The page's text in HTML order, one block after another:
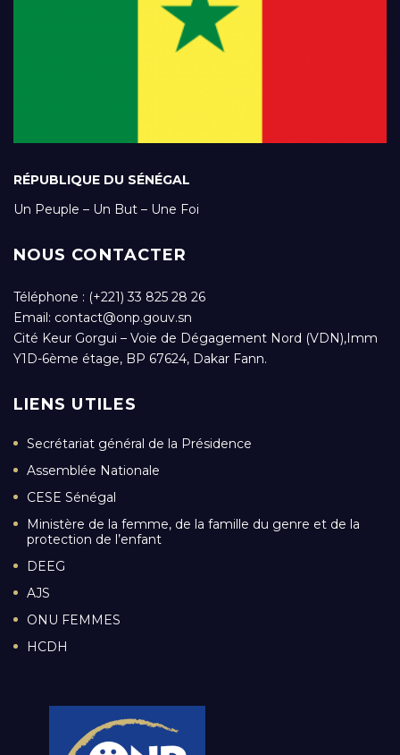
RÉPUBLIQUE DU SÉNÉGAL
Un Peuple – Un But – Une Foi
NOUS CONTACTER
Téléphone : (+221) 33 825 28 26
Email: contact@onp.gouv.sn
Cité Keur Gorgui – Voie de Dégagement Nord (VDN),Imm
Y1D-6ème étage, BP 67624, Dakar Fann.
LIENS UTILES
Secrétariat général de la Présidence
Assemblée Nationale
CESE Sénégal
Ministère de la femme, de la famille du genre et de la
protection de l’enfant
DEEG
AJS
ONU FEMMES
HCDH